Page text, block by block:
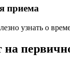
приема
узнать о
на